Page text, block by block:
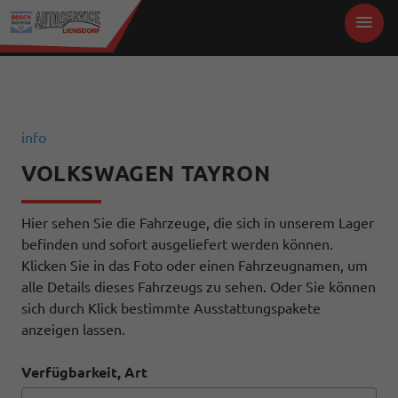
info
VOLKSWAGEN TAYRON
Hier sehen Sie die Fahrzeuge, die sich in unserem Lager
befinden und sofort ausgeliefert werden können.
Klicken Sie in das Foto oder einen Fahrzeugnamen, um
alle Details dieses Fahrzeugs zu sehen. Oder Sie können
sich durch Klick bestimmte Ausstattungspakete
anzeigen lassen.
Verfügbarkeit, Art